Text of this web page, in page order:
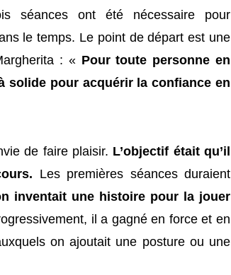
séances ont été nécessaire pour
le temps. Le point de départ est une
: « Pour toute personne en
solide pour acquérir la confiance en
de faire plaisir. L’objectif était qu’il
Les premières séances duraient
inventait une histoire pour la jouer
il a gagné en force et en
on ajoutait une posture ou une